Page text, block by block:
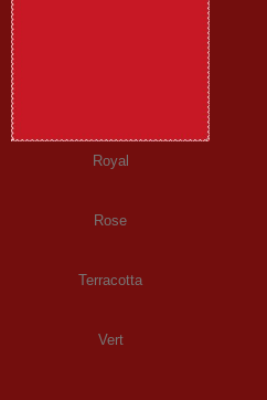
Royal
Rose
Terracotta
Vert